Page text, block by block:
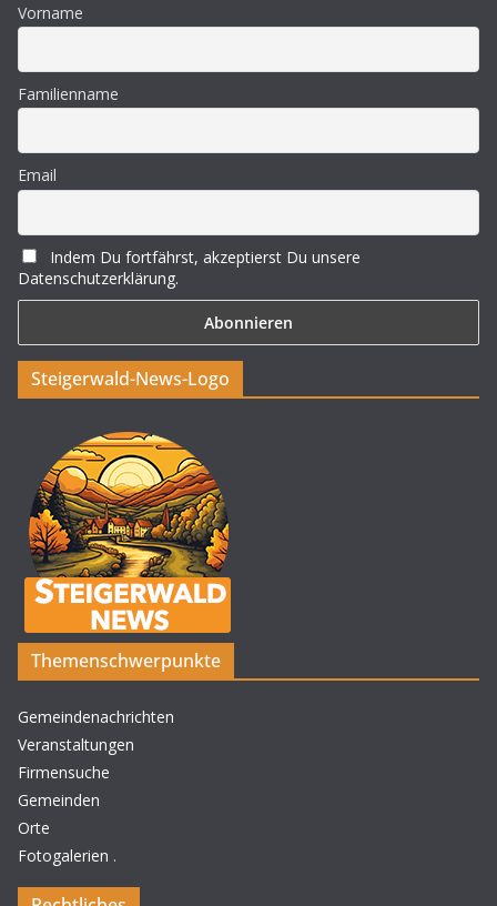
Vorname
Familienname
Email
Indem Du fortfährst, akzeptierst Du unsere
Datenschutzerklärung.
Steigerwald-News-Logo
Themenschwerpunkte
Gemeindenachrichten
Veranstaltungen
Firmensuche
Gemeinden
Orte
Fotogalerien .